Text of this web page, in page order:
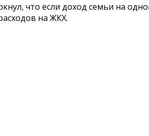
что если доход семьи на
на ЖКХ.